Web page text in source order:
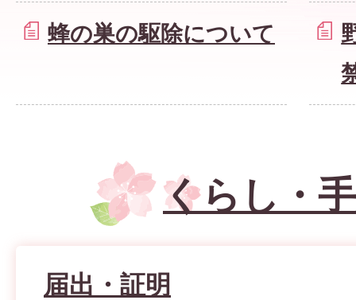
蜂の巣の駆除について
くらし・
届出・証明